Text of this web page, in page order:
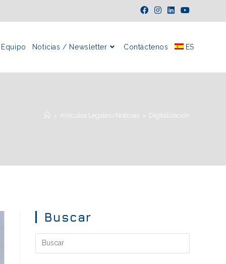
Equipo Noticias / Newsletter Contáctenos ES
> Artículos Legales/Noticias > Digitalización
Buscar